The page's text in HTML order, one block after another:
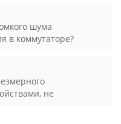
шума
в коммутаторе?
не